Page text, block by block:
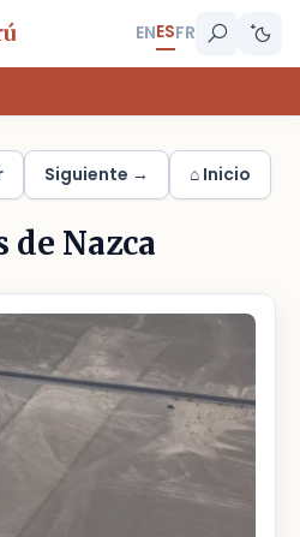
ENESFR
Siguiente → ⌂ Inicio
de Nazca